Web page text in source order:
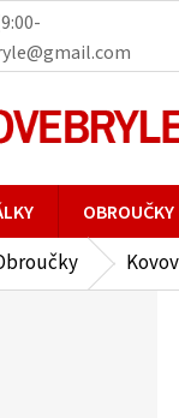
OBROUČKY